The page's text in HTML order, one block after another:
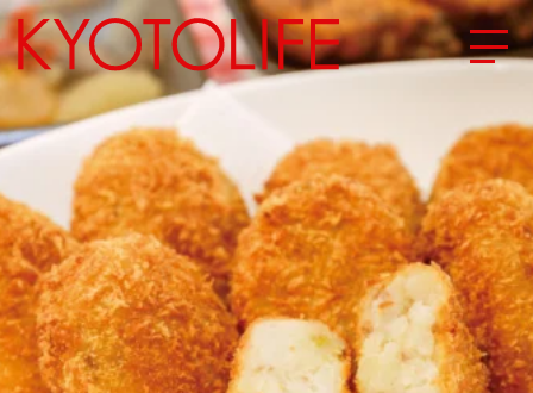
エリアから探す
地図から探す
カテゴリーから探す
SPECIAL